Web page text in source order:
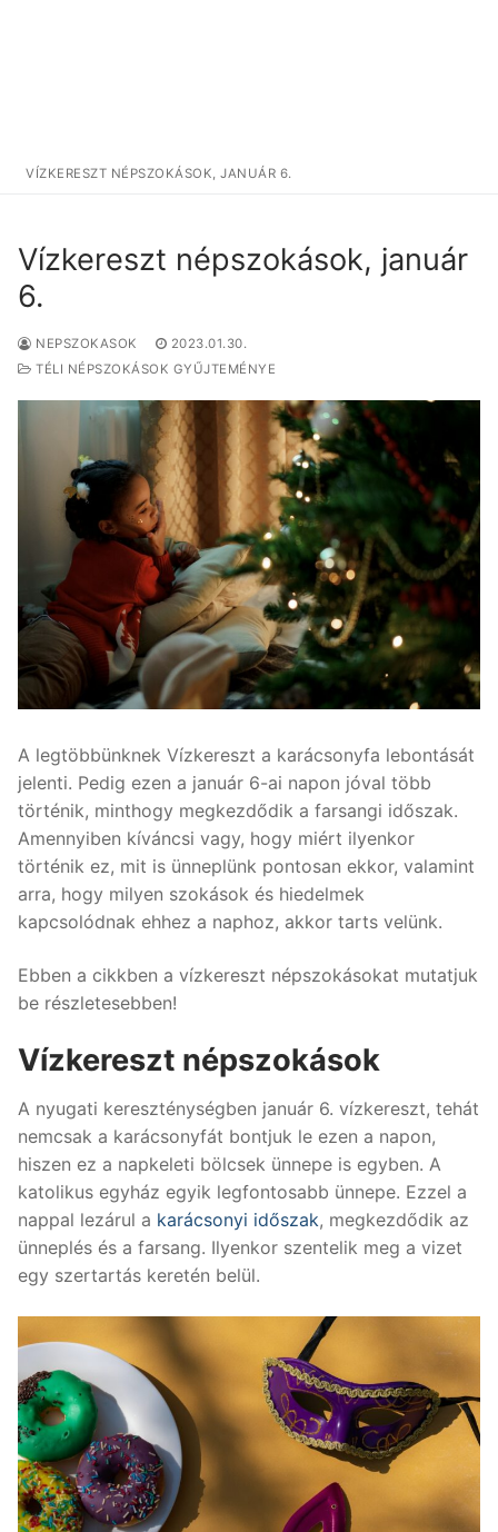
VÍZKERESZT NÉPSZOKÁSOK, JANUÁR 6.
Vízkereszt népszokások, január
6.
NEPSZOKASOK
2023.01.30.
TÉLI NÉPSZOKÁSOK GYŰJTEMÉNYE
A legtöbbünknek Vízkereszt a karácsonyfa lebontását
jelenti. Pedig ezen a január 6-ai napon jóval több
történik, minthogy megkezdődik a farsangi időszak.
Amennyiben kíváncsi vagy, hogy miért ilyenkor
történik ez, mit is ünneplünk pontosan ekkor, valamint
arra, hogy milyen szokások és hiedelmek
kapcsolódnak ehhez a naphoz, akkor tarts velünk.
Ebben a cikkben a vízkereszt népszokásokat mutatjuk
be részletesebben!
Vízkereszt népszokások
A nyugati kereszténységben január 6. vízkereszt, tehát
nemcsak a karácsonyfát bontjuk le ezen a napon,
hiszen ez a napkeleti bölcsek ünnepe is egyben. A
katolikus egyház egyik legfontosabb ünnepe. Ezzel a
nappal lezárul a karácsonyi időszak, megkezdődik az
ünneplés és a farsang. Ilyenkor szentelik meg a vizet
egy szertartás keretén belül.